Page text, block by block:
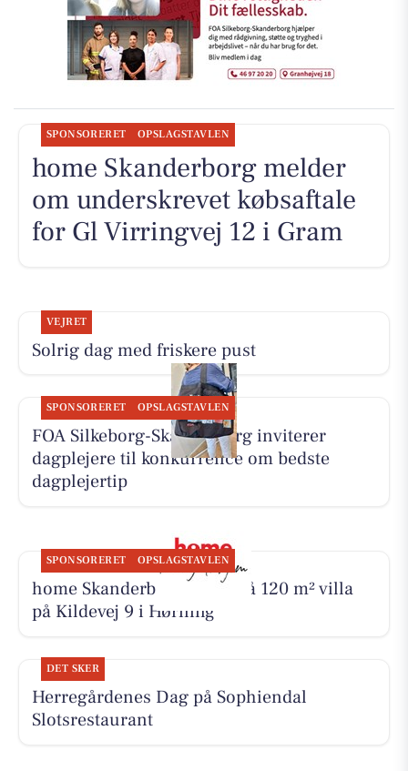
SPONSORERET OPSLAGSTAVLEN
home Skanderborg melder
om underskrevet købsaftale
for Gl Virringvej 12 i Gram
VEJRET
Solrig dag med friskere pust
SPONSORERET OPSLAGSTAVLEN
FOA Silkeborg-Skanderborg inviterer
dagplejere til konkurrence om bedste
dagplejertip
SPONSORERET OPSLAGSTAVLEN
home Skanderborg byder på 120 m² villa
på Kildevej 9 i Hørning
DET SKER
Herregårdenes Dag på Sophiendal
Slotsrestaurant